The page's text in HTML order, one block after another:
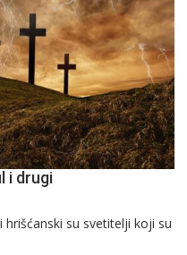
i drugi
su svetitelji koji su